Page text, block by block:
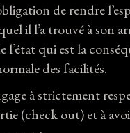
de rendre
il l’a trouvé à son
l’état qui est la
des facilités.
à strictement
(check out) et à